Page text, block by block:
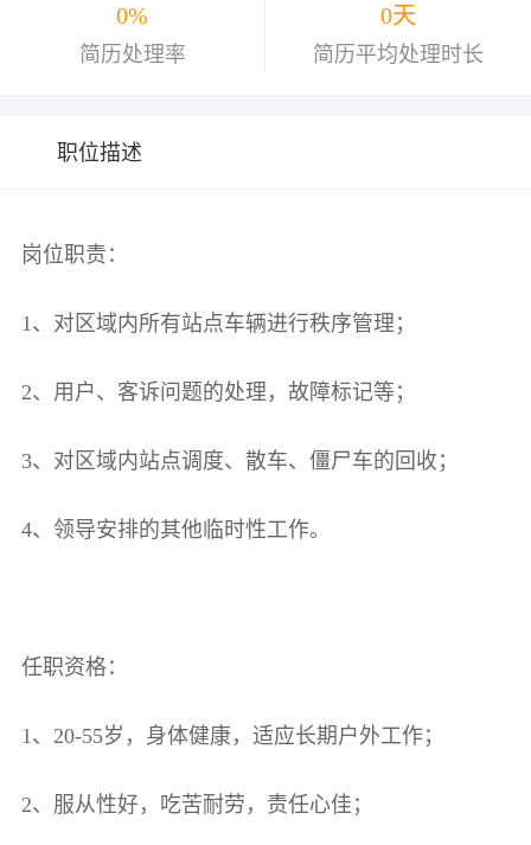
0%
简历处理率
0天
简历平均处理时长
职位描述
岗位职责：
1、对区域内所有站点车辆进行秩序管理；
2、用户、客诉问题的处理，故障标记等；
3、对区域内站点调度、散车、僵尸车的回收；
4、领导安排的其他临时性工作。
任职资格：
1、20-55岁，身体健康，适应长期户外工作；
2、服从性好，吃苦耐劳，责任心佳；